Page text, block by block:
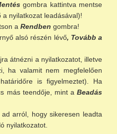
gombra kattintva mentse
nyilatkozat leadásával)!
a Rendben gombra!
alsó részén lévő, Tovább a
átnézni a nyilatkozatot, illetve
ha valamit nem megfelelően
is figyelmeztet). Ha
más teendője, mint a Beadás
arról, hogy sikeresen leadta
nyilatkozatot.